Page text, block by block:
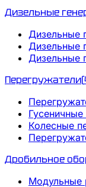
Дизельные
Дизельные
Дизельные
Дизельные
Перегружатели(
Колесные
Дробильное
Модульные